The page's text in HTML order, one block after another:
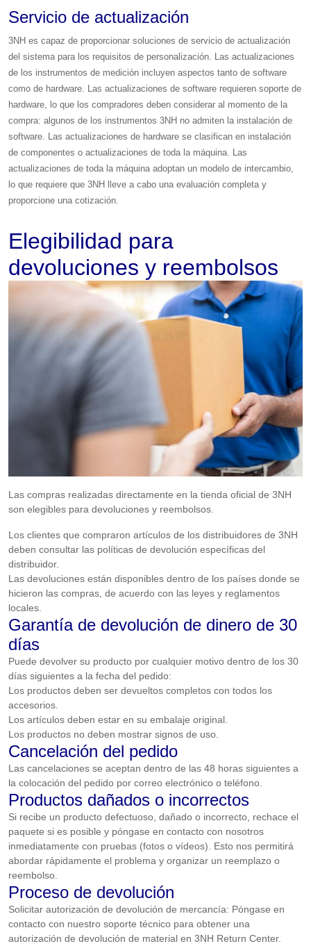
Servicio de actualización
3NH es capaz de proporcionar soluciones de servicio de actualización
del sistema para los requisitos de personalización. Las actualizaciones
de los instrumentos de medición incluyen aspectos tanto de software
como de hardware. Las actualizaciones de software requieren soporte de
hardware, lo que los compradores deben considerar al momento de la
compra: algunos de los instrumentos 3NH no admiten la instalación de
software. Las actualizaciones de hardware se clasifican en instalación
de componentes o actualizaciones de toda la máquina. Las
actualizaciones de toda la máquina adoptan un modelo de intercambio,
lo que requiere que 3NH lleve a cabo una evaluación completa y
proporcione una cotización.
Elegibilidad para
devoluciones y reembolsos
Las compras realizadas directamente en la tienda oficial de 3NH
son elegibles para devoluciones y reembolsos.
Los clientes que compraron artículos de los distribuidores de 3NH
deben consultar las políticas de devolución específicas del
distribuidor.
Las devoluciones están disponibles dentro de los países donde se
hicieron las compras, de acuerdo con las leyes y reglamentos
locales.
Garantía de devolución de dinero de 30
días
Puede devolver su producto por cualquier motivo dentro de los 30
días siguientes a la fecha del pedido:
Los productos deben ser devueltos completos con todos los
accesorios.
Los artículos deben estar en su embalaje original.
Los productos no deben mostrar signos de uso.
Cancelación del pedido
Las cancelaciones se aceptan dentro de las 48 horas siguientes a
la colocación del pedido por correo electrónico o teléfono.
Productos dañados o incorrectos
Si recibe un producto defectuoso, dañado o incorrecto, rechace el
paquete si es posible y póngase en contacto con nosotros
inmediatamente con pruebas (fotos o vídeos). Esto nos permitirá
abordar rápidamente el problema y organizar un reemplazo o
reembolso.
Proceso de devolución
Solicitar autorización de devolución de mercancía: Póngase en
contacto con nuestro soporte técnico para obtener una
autorización de devolución de material en 3NH Return Center.